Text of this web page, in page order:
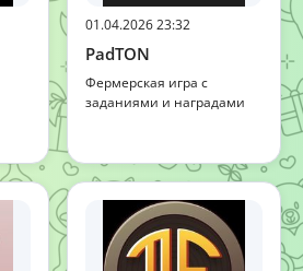
01.04.2026 23:32
PadTON
Фермерская игра с
заданиями и наградами